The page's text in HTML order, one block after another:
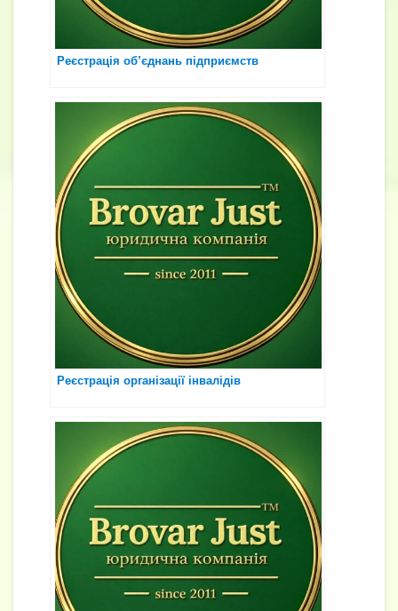
Реєстрація об’єднань підприємств
Реєстрація організації інвалідів